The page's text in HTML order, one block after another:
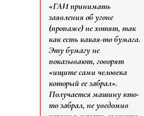
«ГАИ принимать
заявления об угоне
(пропаже) не хотят, так
как есть какая-то бумага.
Эту бумагу не
показывают, говорят
«ищите сами человека
который ее забрал».
Получается машину кто-
то забрал, не уведомив